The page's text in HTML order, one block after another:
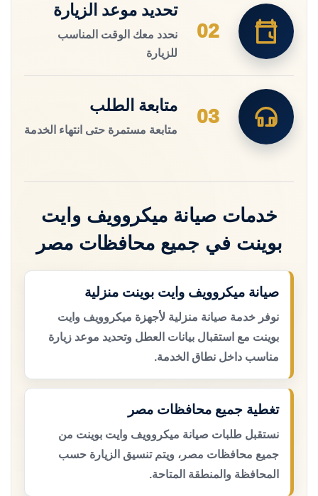
02
تحديد موعد الزيارة
نحدد معك الوقت المناسب
للزيارة
03
متابعة الطلب
متابعة مستمرة حتى انتهاء الخدمة
خدمات صيانة ميكروويف وايت
بوينت في جميع محافظات مصر
صيانة ميكروويف وايت بوينت منزلية
نوفر خدمة صيانة منزلية لأجهزة ميكروويف وايت
بوينت مع استقبال بيانات العطل وتحديد موعد زيارة
مناسب داخل نطاق الخدمة.
تغطية جميع محافظات مصر
نستقبل طلبات صيانة ميكروويف وايت بوينت من
جميع محافظات مصر، ويتم تنسيق الزيارة حسب
المحافظة والمنطقة المتاحة.